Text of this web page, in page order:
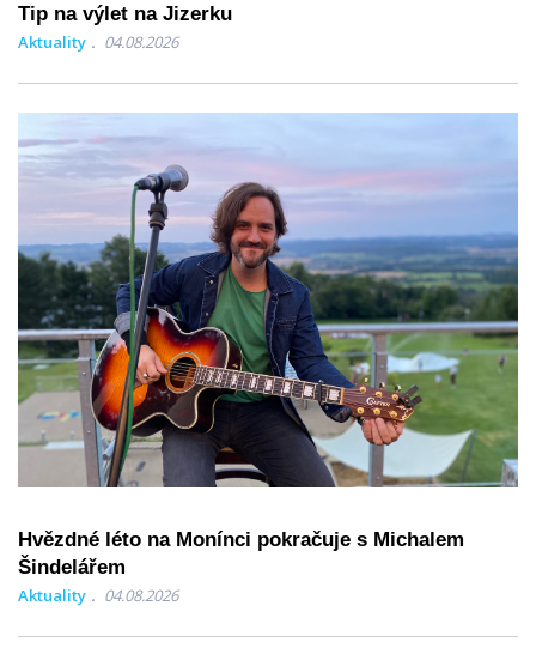
Tip na výlet na Jizerku
Aktuality 04.08.2026
Hvězdné léto na Monínci pokračuje s Michalem
Šindelářem
Aktuality 04.08.2026